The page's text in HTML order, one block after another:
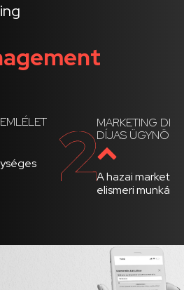
MARKETING
DÍJAS
A hazai
elismeri